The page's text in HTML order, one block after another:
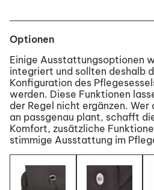
Optionen
Einige Ausstattungsoptionen
integriert und sollten deshalb
Konfiguration des
werden. Diese Funktionen
der Regel nicht ergänzen. Wer
an passgenau plant, schafft
Komfort, zusätzliche
stimmige Ausstattung im